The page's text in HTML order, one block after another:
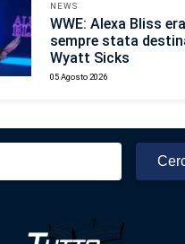
NEWS
WWE: Alexa Bliss era
sempre stata
Wyatt Sicks
05 Agosto 2026